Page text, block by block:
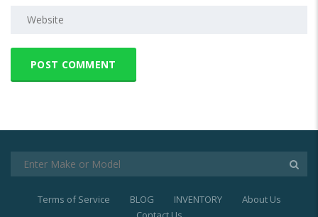
Terms of Service BLOG INVENTORY
About Us